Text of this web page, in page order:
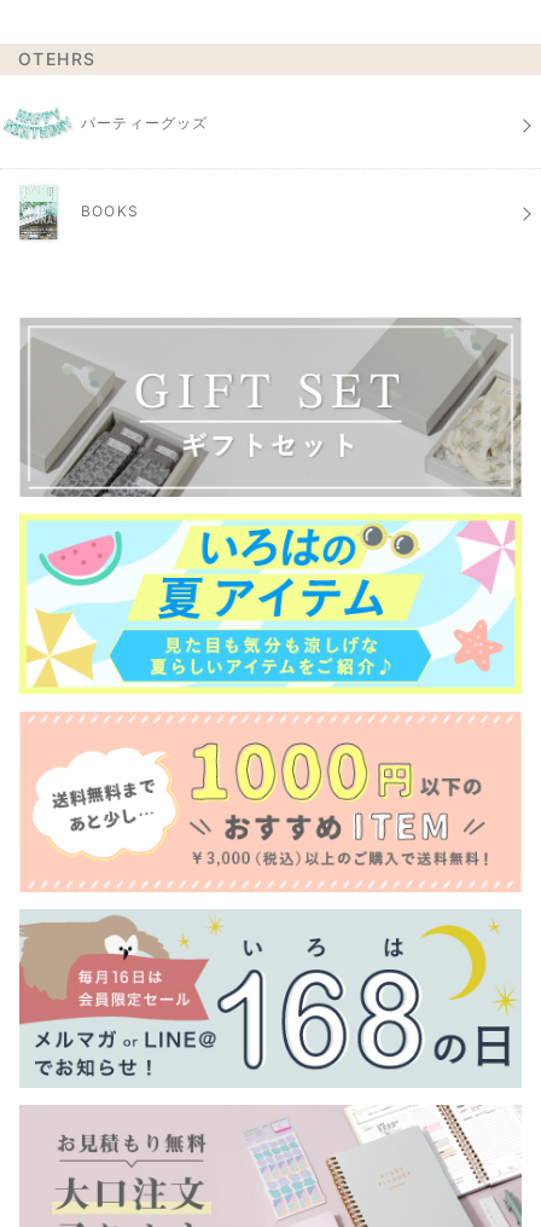
OTEHRS
パーティーグッズ
BOOKS